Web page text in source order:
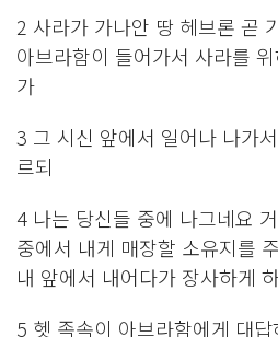
2 사라가 가나안 땅 헤브론 곧
아브라함이 들어가서 사라를
가
3 그 시신 앞에서 일어나 나가
르되
4 나는 당신들 중에 나그네요
중에서 내게 매장할 소유지를
내 앞에서 내어다가 장사하게
5 헷 족속이 아브라함에게 대답